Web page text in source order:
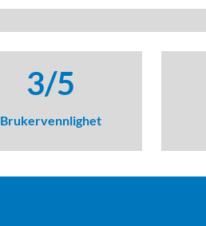
3/5
Brukervennlighet